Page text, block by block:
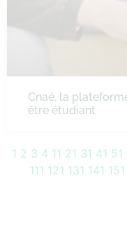
Cnaé, la
être étudiant
1 2 3 4 11 21 31 41 51
111 121 131 141 151